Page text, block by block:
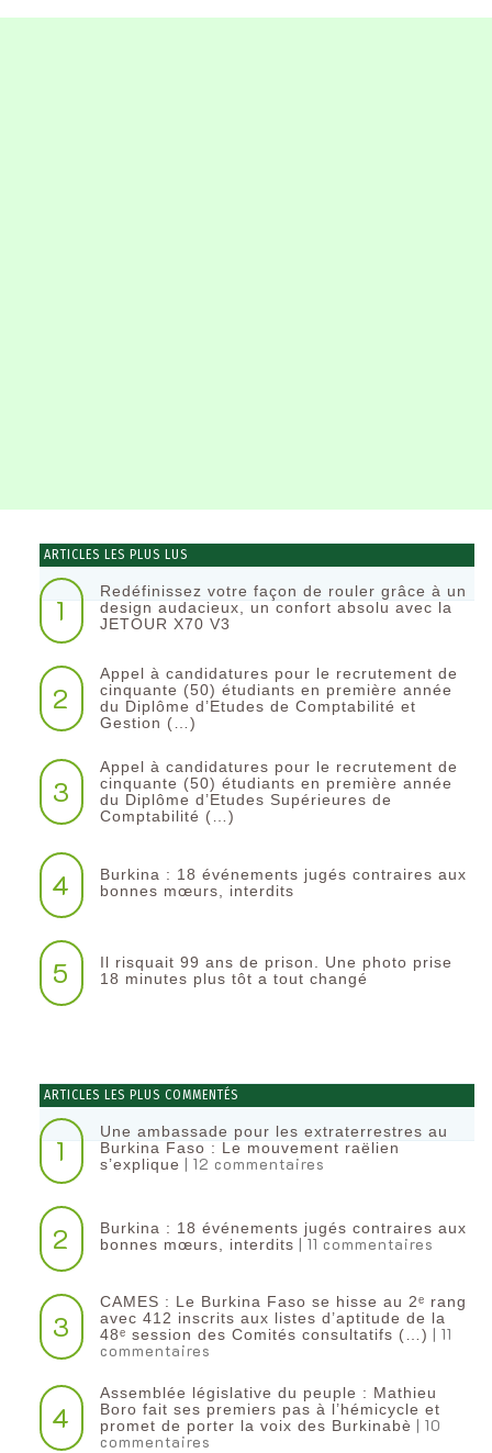
ARTICLES LES PLUS LUS
1
Redéfinissez votre façon de rouler grâce à un
design audacieux, un confort absolu avec la
JETOUR X70 V3
2
Appel à candidatures pour le recrutement de
cinquante (50) étudiants en première année
du Diplôme d’Etudes de Comptabilité et
Gestion (…)
3
Appel à candidatures pour le recrutement de
cinquante (50) étudiants en première année
du Diplôme d’Etudes Supérieures de
Comptabilité (…)
4
Burkina : 18 événements jugés contraires aux
bonnes mœurs, interdits
5
Il risquait 99 ans de prison. Une photo prise
18 minutes plus tôt a tout changé
ARTICLES LES PLUS COMMENTÉS
1
Une ambassade pour les extraterrestres au
Burkina Faso : Le mouvement raëlien
s’explique | 12 commentaires
2
Burkina : 18 événements jugés contraires aux
bonnes mœurs, interdits | 11 commentaires
3
CAMES : Le Burkina Faso se hisse au 2ᵉ rang
avec 412 inscrits aux listes d’aptitude de la
48ᵉ session des Comités consultatifs (…) | 11
commentaires
4
Assemblée législative du peuple : Mathieu
Boro fait ses premiers pas à l’hémicycle et
promet de porter la voix des Burkinabè | 10
commentaires